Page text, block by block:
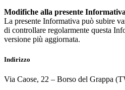
Modifiche alla presente
La presente Informativa può subire
di controllare regolarmente questa
versione più aggiornata.
Indirizzo
Via Caose, 22 – Borso del Grappa